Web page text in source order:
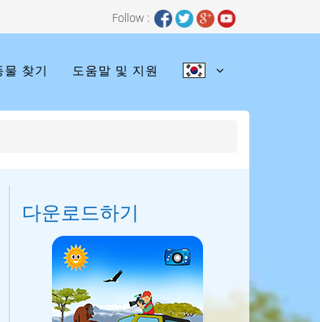
Follow :
물 찾기 도움말 및 지원
다운로드하기